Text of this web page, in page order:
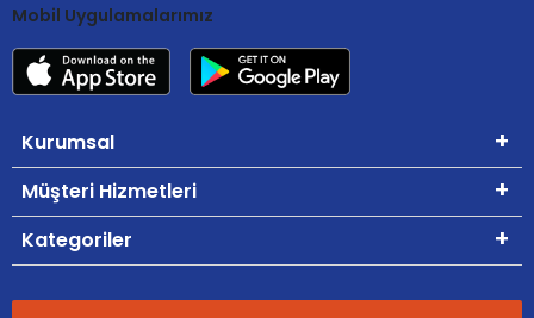
Mobil Uygulamalarımız
Kurumsal
Müşteri Hizmetleri
Kategoriler